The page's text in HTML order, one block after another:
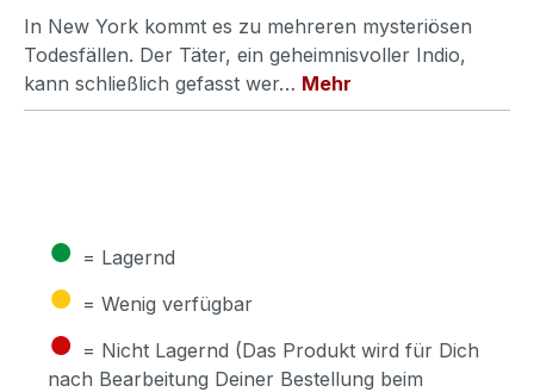
In New York kommt es zu mehreren mysteriösen
Todesfällen. Der Täter, ein geheimnisvoller Indio,
kann schließlich gefasst wer… Mehr
● = Lagernd
● = Wenig verfügbar
● = Nicht Lagernd (Das Produkt wird für Dich
nach Bearbeitung Deiner Bestellung beim